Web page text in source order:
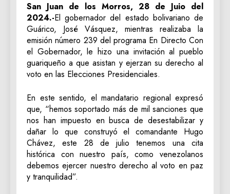
San Juan de los Morros, 28 de Juio del
2024.-El gobernador del estado bolivariano de
Guárico, José Vásquez, mientras realizaba la
emisión número 239 del programa En Directo Con
el Gobernador, le hizo una invitación al pueblo
guariqueño a que asistan y ejerzan su derecho al
voto en las Elecciones Presidenciales.
En este sentido, el mandatario regional expresó
que, “hemos soportado más de mil sanciones que
nos han impuesto en busca de desestabilizar y
dañar lo que construyó el comandante Hugo
Chávez, este 28 de julio tenemos una cita
histórica con nuestro país, como venezolanos
debemos ejercer nuestro derecho al voto en paz
y tranquilidad”.